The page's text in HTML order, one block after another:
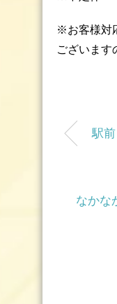
※お客様対
ございます
駅
なかな